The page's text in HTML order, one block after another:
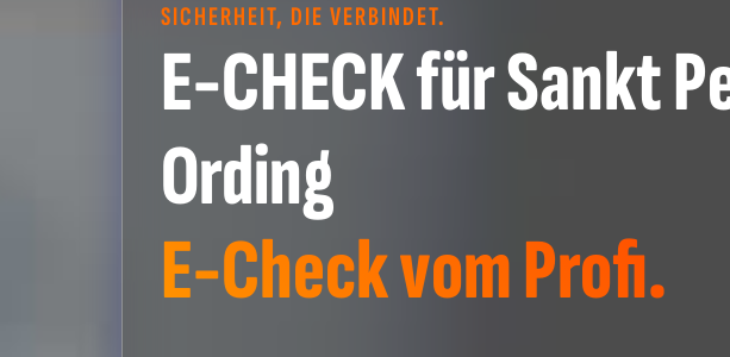
SICHERHEIT, DIE VERBINDET.
E-CHECK für Sankt
Ording
E-Check vom Profi.